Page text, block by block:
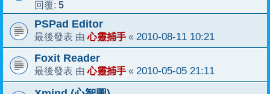
回覆: 5
PSPad Editor
最後發表 由心靈捕手 « 2010-08-11 10:21
Foxit Reader
最後發表 由心靈捕手 « 2010-05-05 21:11